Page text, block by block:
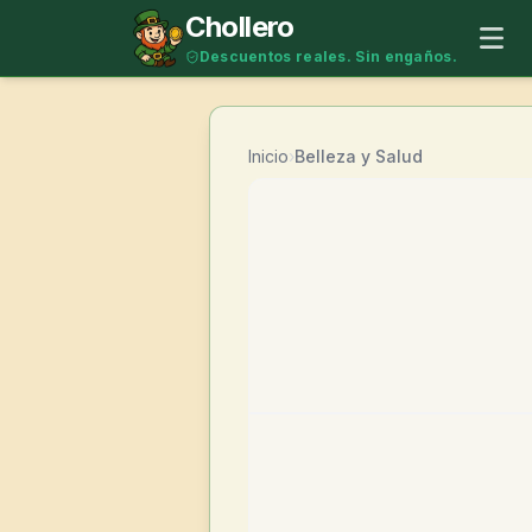
Saltar al contenido Chollero
Descuentos reales. Sin engaños.
Inicio›Belleza y Salud